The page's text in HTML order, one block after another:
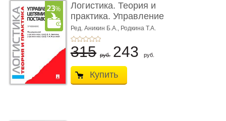
Логистика. Теория и
практика. Управление
цепям ...
Ред. Аникин Б.А., Родкина Т.А.
315 руб. 243 руб.
Купить